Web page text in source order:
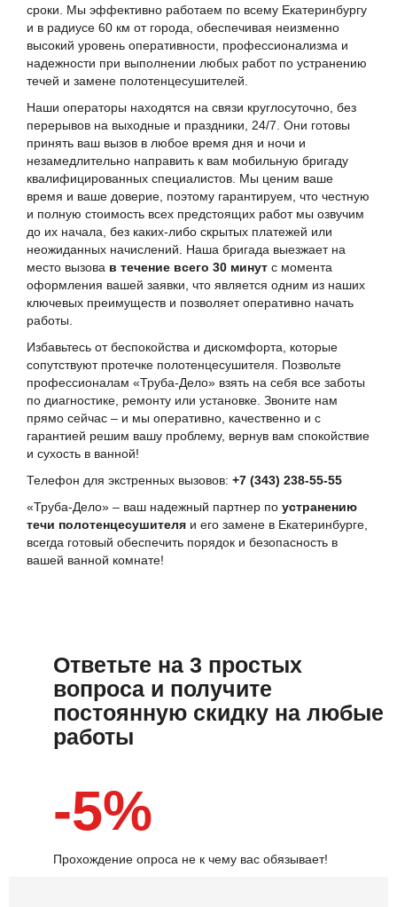
сроки. Мы эффективно работаем по всему Екатеринбургу
и в радиусе 60 км от города, обеспечивая неизменно
высокий уровень оперативности, профессионализма и
надежности при выполнении любых работ по устранению
течей и замене полотенцесушителей.
Наши операторы находятся на связи круглосуточно, без
перерывов на выходные и праздники, 24/7. Они готовы
принять ваш вызов в любое время дня и ночи и
незамедлительно направить к вам мобильную бригаду
квалифицированных специалистов. Мы ценим ваше
время и ваше доверие, поэтому гарантируем, что честную
и полную стоимость всех предстоящих работ мы озвучим
до их начала, без каких-либо скрытых платежей или
неожиданных начислений. Наша бригада выезжает на
место вызова в течение всего 30 минут с момента
оформления вашей заявки, что является одним из наших
ключевых преимуществ и позволяет оперативно начать
работы.
Избавьтесь от беспокойства и дискомфорта, которые
сопутствуют протечке полотенцесушителя. Позвольте
профессионалам «Труба-Дело» взять на себя все заботы
по диагностике, ремонту или установке. Звоните нам
прямо сейчас – и мы оперативно, качественно и с
гарантией решим вашу проблему, вернув вам спокойствие
и сухость в ванной!
Телефон для экстренных вызовов: +7 (343) 238-55-55
«Труба-Дело» – ваш надежный партнер по устранению
течи полотенцесушителя и его замене в Екатеринбурге,
всегда готовый обеспечить порядок и безопасность в
вашей ванной комнате!
Ответьте на 3 простых
вопроса и получите
постоянную скидку на любые
работы
-5%
Прохождение опроса не к чему вас обязывает!